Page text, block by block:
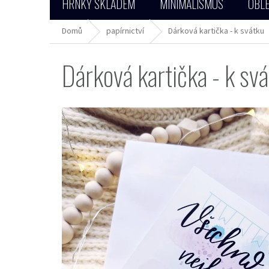
HRNKY SKLADEM MINIMALISMUS
Domů papírnictví Dárková kartička - k svátku
Dárková kartička - k